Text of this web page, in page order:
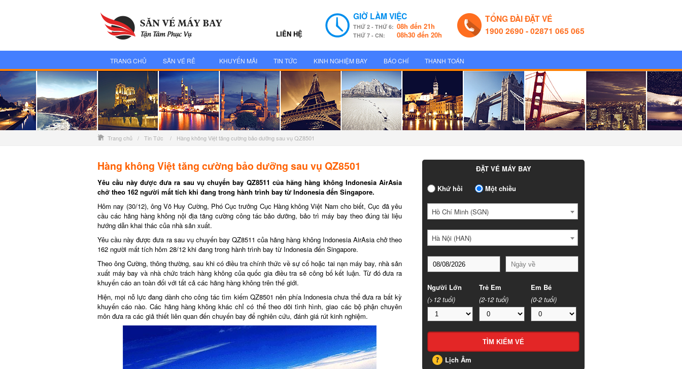
LIÊN HỆ
GIỜ LÀM VIỆC
THỨ 2 - THỨ 6:08h đến 21h
THỨ 7 - CN: 08h30 đến 20h
TỔNG ĐÀI ĐẶT VÉ
1900 2690 - 02871 065 065
TRANG CHỦ SĂN VÉ RẺ KHUYẾN MÃI TIN TỨC KINH NGHIỆM BAY BÁO CHÍ THANH TOÁN
Trang chủ / Tin Tức / Hàng không Việt tăng cường bảo dưỡng sau vụ QZ8501
Hàng không Việt tăng cường bảo dưỡng sau vụ QZ8501
Yêu cầu này được đưa ra sau vụ chuyến bay QZ8511 của hãng hàng không Indonesia AirAsia
chở theo 162 người mất tích khi đang trong hành trình bay từ Indonesia đến Singapore.
Hôm nay (30/12), ông Võ Huy Cường, Phó Cục trưởng Cục Hàng không Việt Nam cho biết, Cục đã yêu
cầu các hãng hàng không nội địa tăng cường công tác bảo dưỡng, bảo trì máy bay theo đúng tài liệu
hướng dẫn khai thác của nhà sản xuất.
Yêu cầu này được đưa ra sau vụ chuyến bay QZ8511 của hãng hàng không Indonesia AirAsia chở theo
162 người mất tích hôm 28/12 khi đang trong hành trình bay từ Indonesia đến Singapore.
Theo ông Cường, thông thường, sau khi có điều tra chính thức về sự cố hoặc tai nạn máy bay, nhà sản
xuất máy bay và nhà chức trách hàng không của quốc gia điều tra sẽ công bố kết luận. Từ đó đưa ra
khuyến cáo an toàn đối với tất cả các hãng hàng không trên thế giới.
Hiện, mọi nỗ lực đang dành cho công tác tìm kiếm QZ8501 nên phía Indonesia chưa thể đưa ra bất kỳ
khuyến cáo nào. Các hãng hàng không khác chỉ có thể theo dõi tình hình, giao các bộ phận chuyên
môn đưa ra các giả thiết liên quan đến chuyến bay để nghiên cứu, đánh giá rút kinh nghiệm.
ĐẶT VÉ MÁY BAY
Khứ hồi Một chiều
Hồ Chí Minh (SGN)
Hà Nội (HAN)
Người Lớn
(>12 tuổi)
Trẻ Em
(2-12 tuổi)
Em Bé
(0-2 tuổi)
Lịch Âm